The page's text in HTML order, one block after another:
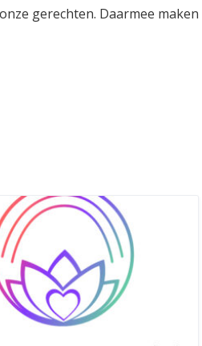
gerechten. Daarmee maken